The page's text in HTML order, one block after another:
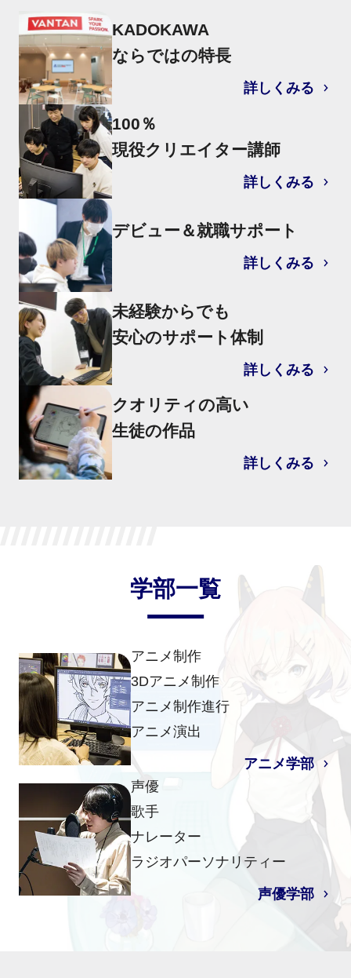
KADOKAWA
ならではの特長
詳しくみる
100％
現役クリエイター講師
詳しくみる
デビュー＆就職サポート
詳しくみる
未経験からでも
安心のサポート体制
詳しくみる
クオリティの高い
生徒の作品
詳しくみる
学部一覧
アニメ制作
3Dアニメ制作
アニメ制作進行
アニメ演出
アニメ学部
声優
歌手
ナレーター
ラジオパーソナリティー
声優学部